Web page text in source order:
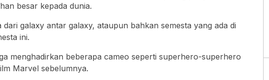
besar kepada dunia.
dari galaxy antar galaxy, ataupun bahkan semesta yang ada di
ini.
menghadirkan beberapa cameo seperti superhero-superhero
Marvel sebelumnya.